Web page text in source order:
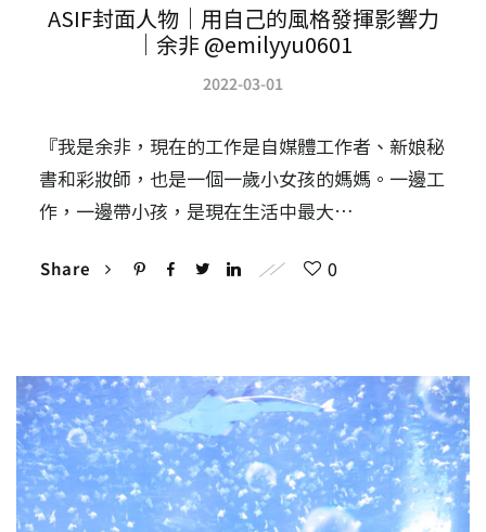
ASIF封面人物｜用自己的風格發揮影響力
｜余非 @emilyyu0601
2022-03-01
『我是余非，現在的工作是自媒體工作者、新娘秘
書和彩妝師，也是一個一歲小女孩的媽媽。一邊工
作，一邊帶小孩，是現在生活中最大…
Share 0